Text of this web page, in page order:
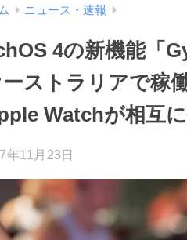
ニュース・速報
4の新機能「
ストラリアで稼
Watchが相互
年11月23日